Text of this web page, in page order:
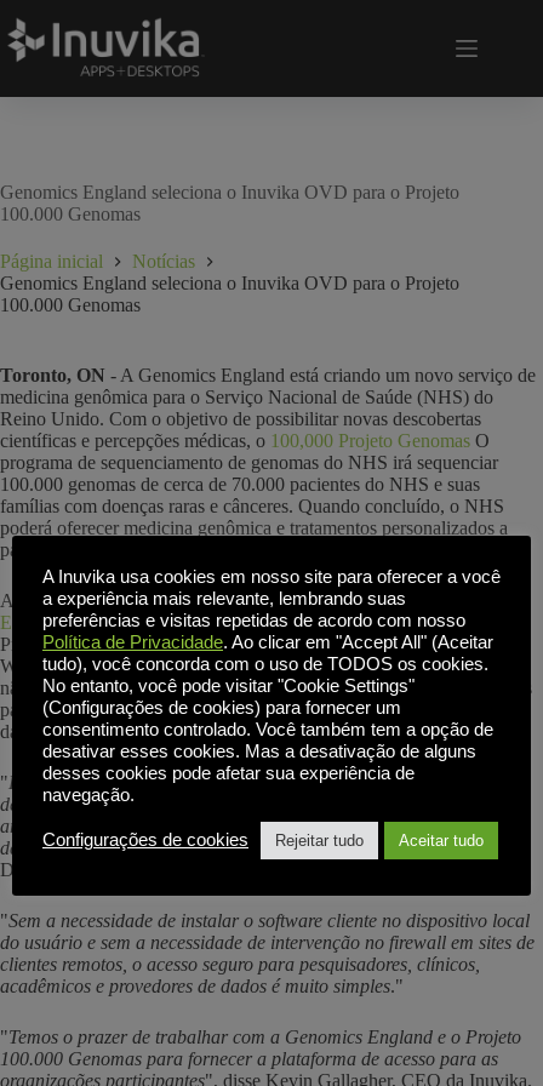
Genomics England seleciona o Inuvika OVD para o Projeto
100.000 Genomas
Página inicial
Notícias
Genomics England seleciona o Inuvika OVD para o Projeto
100.000 Genomas
Toronto, ON - A Genomics England está criando um novo serviço de
medicina genômica para o Serviço Nacional de Saúde (NHS) do
Reino Unido. Com o objetivo de possibilitar novas descobertas
científicas e percepções médicas, o 100,000 Projeto Genomas O
programa de sequenciamento de genomas do NHS irá sequenciar
100.000 genomas de cerca de 70.000 pacientes do NHS e suas
famílias com doenças raras e cânceres. Quando concluído, o NHS
poderá oferecer medicina genômica e tratamentos personalizados a
pacientes com doenças que atualmente são difíceis de tratar.
A Genomics England selecionou o produto da Inuvika
Enterprisepara fornecer acesso seguro ao ambiente de pesquisa do
Projeto 100.000 Genomas. Composto por um desktop virtual do
Windows, aplicativos hospedados no datacenter e conjuntos de dados
não identificados associados, o OVD publica o ambiente dos usuários
para que possa ser acessado com segurança a partir de um navegador
da Web padrão habilitado para HTML5 em qualquer local.
"Escolhemos o Open Virtual Desktop da Inuvika por sua capacidade
de suportar os requisitos de aplicativos Windows e Linux de nosso
ambiente de pesquisa e, ao mesmo tempo, ser capaz de "airlock" os
dados do projeto com segurança em nossos centros de dados.", disse
David Brown, diretor de infraestrutura de informática.
"Sem a necessidade de instalar o software cliente no dispositivo local
do usuário e sem a necessidade de intervenção no firewall em sites de
clientes remotos, o acesso seguro para pesquisadores, clínicos,
acadêmicos e provedores de dados é muito simples."
"Temos o prazer de trabalhar com a Genomics England e o Projeto
100.000 Genomas para fornecer a plataforma de acesso para as
organizações participantes", disse Kevin Gallagher, CEO da Inuvika.
A Inuvika usa cookies em nosso site para oferecer a você
a experiência mais relevante, lembrando suas
preferências e visitas repetidas de acordo com nosso
Política de Privacidade. Ao clicar em "Accept All" (Aceitar
tudo), você concorda com o uso de TODOS os cookies.
No entanto, você pode visitar "Cookie Settings"
(Configurações de cookies) para fornecer um
consentimento controlado. Você também tem a opção de
desativar esses cookies. Mas a desativação de alguns
desses cookies pode afetar sua experiência de
navegação.
Configurações de cookies Rejeitar tudo Aceitar tudo